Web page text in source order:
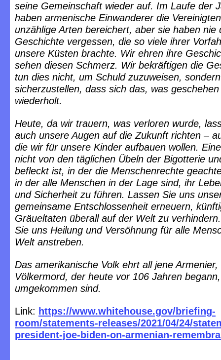
seine Gemeinschaft wieder auf. Im Laufe der
haben armenische Einwanderer die
unzählige Arten bereichert, aber sie haben nie
Geschichte vergessen, die so viele ihrer
unsere Küsten brachte. Wir ehren ihre
sehen diesen Schmerz. Wir bekräftigen die
tun dies nicht, um Schuld zuzuweisen,
sicherzustellen, dass sich das, was
wiederholt.
Heute, da wir trauern, was verloren wurde,
auch unsere Augen auf die Zukunft richten –
die wir für unsere Kinder aufbauen wollen.
nicht von den täglichen Übeln der Bigotterie
befleckt ist, in der die Menschenrechte
in der alle Menschen in der Lage sind, ihr
und Sicherheit zu führen. Lassen Sie uns
gemeinsame Entschlossenheit erneuern,
Gräueltaten überall auf der Welt zu
Sie uns Heilung und Versöhnung für alle
Welt anstreben.
Das amerikanische Volk ehrt all jene
Völkermord, der heute vor 106 Jahren begann,
umgekommen sind.
Link: https://www.whitehouse.gov/briefing-
room/statements-releases/2021/04/24/
president-joe-biden-on-armenian-